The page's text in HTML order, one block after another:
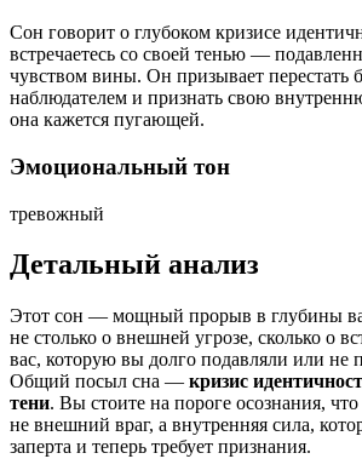
Сон говорит о глубоком кризисе
встречаетесь со своей тенью —
чувством вины. Он призывает перестать
наблюдателем и признать свою
она кажется пугающей.
Эмоциональный тон
тревожный
Детальный анализ
Этот сон — мощный прорыв в глубины
не столько о внешней угрозе, сколько о
вас, которую вы долго подавляли или не
Общий посыл сна — кризис
тени. Вы стоите на пороге осознания,
не внешний враг, а внутренняя сила,
заперта и теперь требует признания.